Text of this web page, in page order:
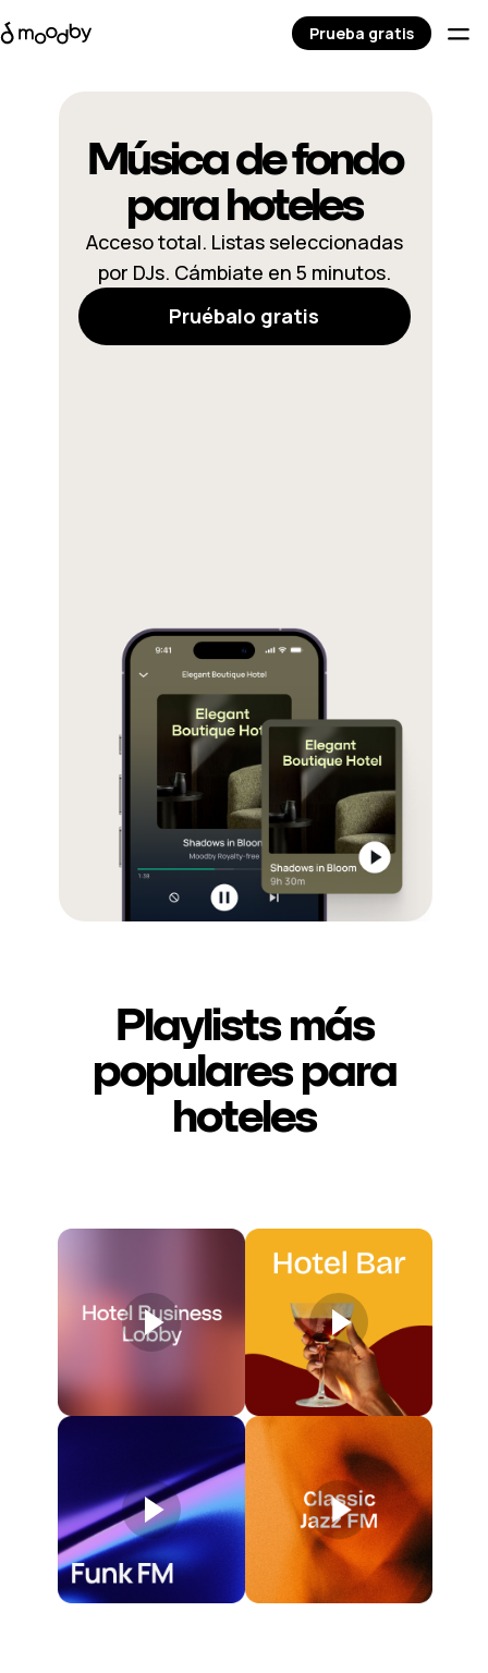
Música de fondo
para hoteles
Acceso total. Listas seleccionadas
por DJs. Cámbiate en 5 minutos.
Pruébalo gratis
Playlists más
populares para
hoteles
Prueba gratis